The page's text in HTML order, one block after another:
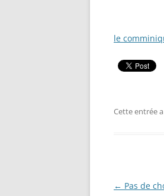
le
Cette entrée
Navigation
← Pas de